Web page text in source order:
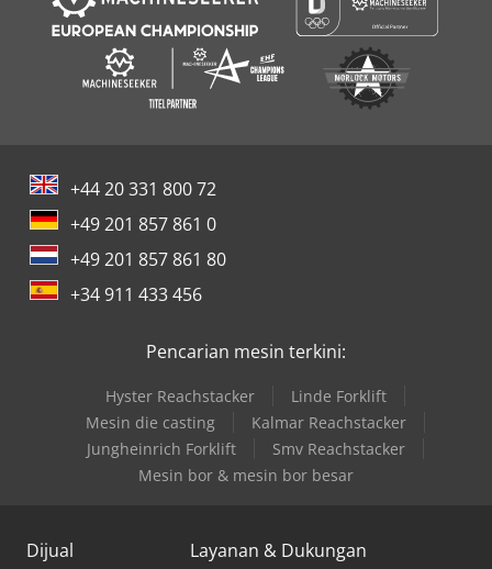
+44 20 331 800 72
+49 201 857 861 0
+49 201 857 861 80
+34 911 433 456
Pencarian mesin terkini:
Hyster Reachstacker
Linde Forklift
Mesin die casting
Kalmar Reachstacker
Jungheinrich Forklift
Smv Reachstacker
Mesin bor & mesin bor besar
Dijual Layanan & Dukungan